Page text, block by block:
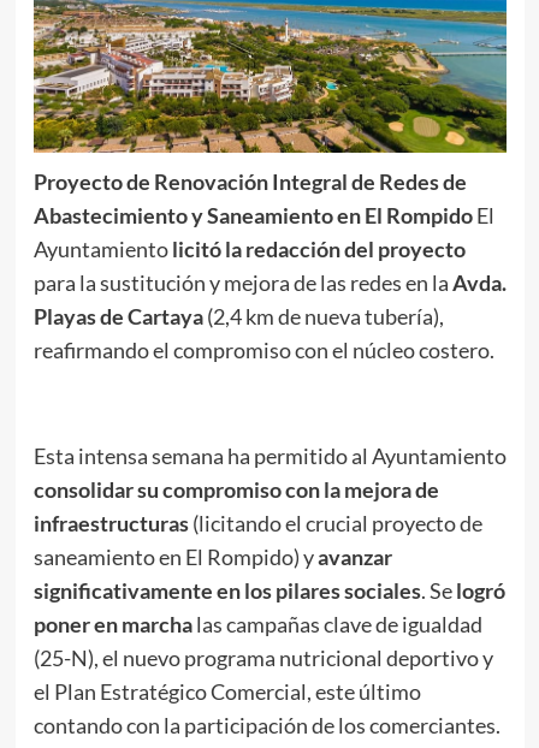
Proyecto de Renovación Integral de Redes de
Abastecimiento y Saneamiento en El RompidoEl
Ayuntamientolicitó la redacción del proyecto
para la sustitución y mejora de las redes en laAvda.
Playas de Cartaya(2,4 km de nueva tubería),
reafirmando el compromiso con el núcleo costero.
Esta intensa semana ha permitido al Ayuntamiento
consolidar su compromiso con la mejora de
infraestructuras(licitando el crucial proyecto de
saneamiento en El Rompido) yavanzar
significativamente en los pilares sociales. Selogró
poner en marchalas campañas clave de igualdad
(25-N), el nuevo programa nutricional deportivo y
el Plan Estratégico Comercial, este último
contando con la participación de los comerciantes.